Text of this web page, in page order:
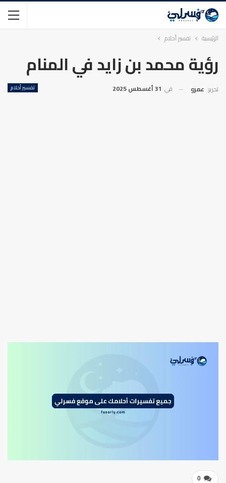
الرئيسية تفسير أحلام
رؤية محمد بن زايد في المنام
تفسير أحلام تحرير: عمرو في 31 أغسطس 2025
0